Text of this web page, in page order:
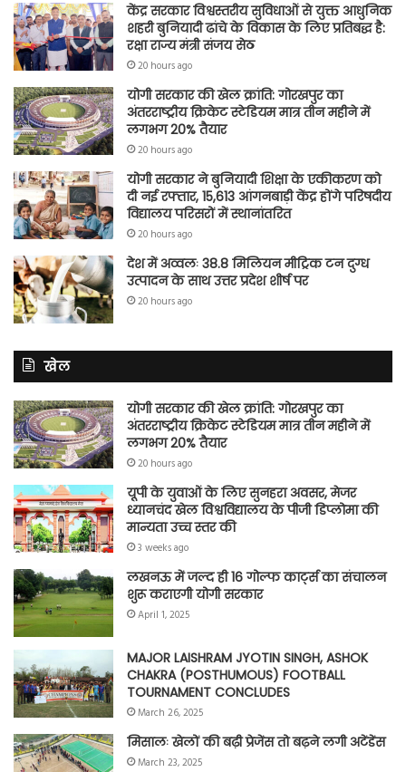
केंद्र सरकार विश्वस्तरीय सुविधाओं से युक्त आधुनिक
शहरी बुनियादी ढांचे के विकास के लिए प्रतिबद्ध है:
रक्षा राज्य मंत्री संजय सेठ
20 hours ago
योगी सरकार की खेल क्रांति: गोरखपुर का
अंतरराष्ट्रीय क्रिकेट स्टेडियम मात्र तीन महीने में
लगभग 20% तैयार
20 hours ago
योगी सरकार ने बुनियादी शिक्षा के एकीकरण को
दी नई रफ्तार, 15,613 आंगनबाड़ी केंद्र होंगे परिषदीय
विद्यालय परिसरों में स्थानांतरित
20 hours ago
देश में अव्वलः 38.8 मिलियन मीट्रिक टन दुग्ध
उत्पादन के साथ उत्तर प्रदेश शीर्ष पर
20 hours ago
खेल
योगी सरकार की खेल क्रांति: गोरखपुर का
अंतरराष्ट्रीय क्रिकेट स्टेडियम मात्र तीन महीने में
लगभग 20% तैयार
20 hours ago
यूपी के युवाओं के लिए सुनहरा अवसर, मेजर
ध्यानचंद खेल विश्वविद्यालय के पीजी डिप्लोमा की
मान्यता उच्च स्तर की
3 weeks ago
लखनऊ में जल्द ही 16 गोल्फ कार्ट्स का संचालन
शुरू कराएगी योगी सरकार
April 1, 2025
MAJOR LAISHRAM JYOTIN SINGH, ASHOK
CHAKRA (POSTHUMOUS) FOOTBALL
TOURNAMENT CONCLUDES
March 26, 2025
मिसालः खेलों की बढ़ी प्रेजेंस तो बढ़ने लगी अटेंडेंस
March 23, 2025